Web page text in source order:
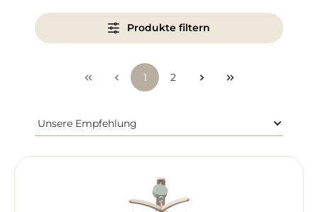
Produkte filtern
Seite
1 Seite
2